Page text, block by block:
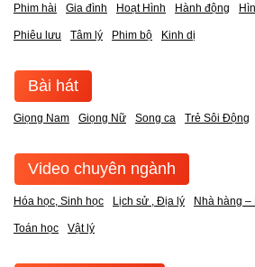
Phim hài Gia đình Hoạt Hình Hành động
Phiêu lưu Tâm lý Phim bộ Kinh dị
Bài hát
Giọng Nam Giọng Nữ Song ca Trẻ Sôi Động
Video chuyên ngành
Hóa học, Sinh học Lịch sử , Địa lý Nhà hàng –
Toán học Vật lý